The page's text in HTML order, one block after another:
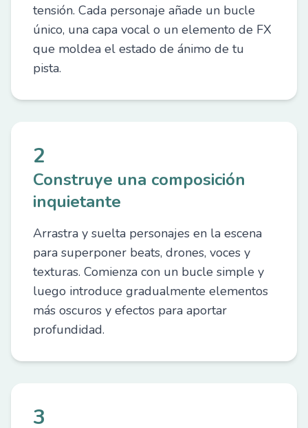
tensión. Cada personaje añade un bucle
único, una capa vocal o un elemento de FX
que moldea el estado de ánimo de tu
pista.
2
Construye una composición
inquietante
Arrastra y suelta personajes en la escena
para superponer beats, drones, voces y
texturas. Comienza con un bucle simple y
luego introduce gradualmente elementos
más oscuros y efectos para aportar
profundidad.
3